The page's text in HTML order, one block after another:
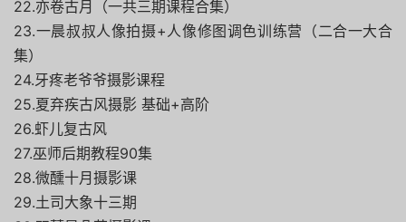
22.亦卷古月（一共三期课程合集）
23.一晨叔叔人像拍摄+人像修图调色训练营（二合一大合
集）
24.牙疼老爷爷摄影课程
25.夏弃疾古风摄影 基础+高阶
26.虾儿复古风
27.巫师后期教程90集
28.微醺十月摄影课
29.土司大象十三期